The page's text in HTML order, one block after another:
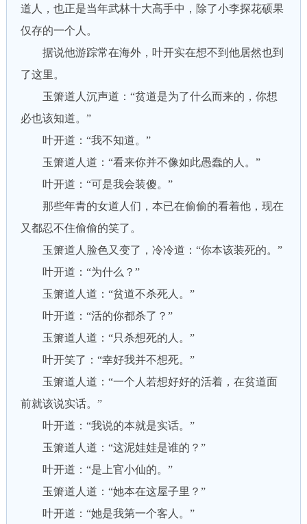
道人，也正是当年武林十大高手中，除了小李探花硕果
仅存的一个人。
据说他游踪常在海外，叶开实在想不到他居然也到
了这里。
玉箫道人沉声道：“贫道是为了什么而来的，你想
必也该知道。”
叶开道：“我不知道。”
玉箫道人道：“看来你并不像如此愚蠢的人。”
叶开道：“可是我会装傻。”
那些年青的女道人们，本已在偷偷的看着他，现在
又都忍不住偷偷的笑了。
玉箫道人脸色又变了，冷冷道：“你本该装死的。”
叶开道：“为什么？”
玉箫道人道：“贫道不杀死人。”
叶开道：“活的你都杀了？”
玉箫道人道：“只杀想死的人。”
叶开笑了：“幸好我并不想死。”
玉箫道人道：“一个人若想好好的活着，在贫道面
前就该说实话。”
叶开道：“我说的本就是实话。”
玉箫道人道：“这泥娃娃是谁的？”
叶开道：“是上官小仙的。”
玉箫道人道：“她本在这屋子里？”
叶开道：“她是我第一个客人。”